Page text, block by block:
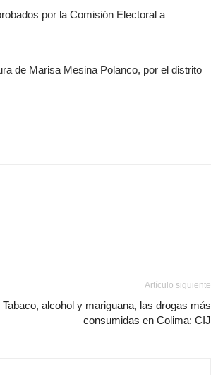
por la Comisión Electoral a
de Marisa Mesina Polanco, por el distrito
Artículo siguiente
Tabaco, alcohol y mariguana, las drogas más
consumidas en Colima: CIJ